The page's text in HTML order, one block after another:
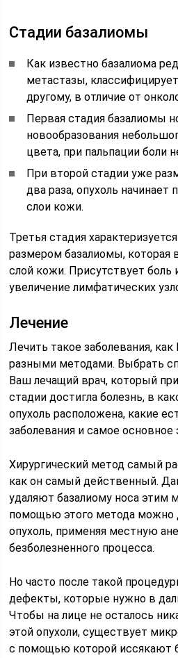
Стадии базалиомы
Как известно базалиома
метастазы,
другому, в отличие от
Первая стадия базалиомы
новообразования
цвета, при пальпации боли
При второй стадии уже
два раза, опухоль начинает
слои кожи.
Третья стадия
размером базалиомы, которая
слой кожи. Присутствует
увеличение лимфатических
Лечение
Лечить такое заболевания,
разными методами. Выбрать
Ваш лечащий врач, который
стадии достигла болезнь, в
опухоль расположена, какие
заболевания и самое основное
Хирургический метод самый
как он самый действенный.
удаляют базалиому носа этим
помощью этого метода
опухоль, применяя местную
безболезненного процесса.
Но часто после такой
дефекты, которые нужно в
Чтобы на лице не осталось
этой опухоли, существует
с помощью которой иссякают